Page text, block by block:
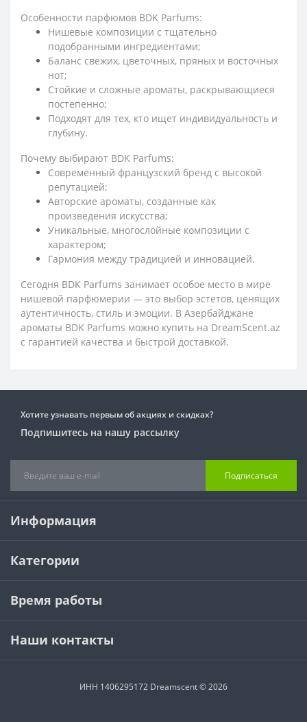
Особенности парфюмов BDK Parfums:
Нишевые композиции с тщательно
подобранными ингредиентами;
Баланс свежих, цветочных, пряных и восточных
нот;
Стойкие и сложные ароматы, раскрывающиеся
постепенно;
Подходят для тех, кто ищет индивидуальность и
глубину.
Почему выбирают BDK Parfums:
Современный французский бренд с высокой
репутацией;
Авторские ароматы, созданные как
произведения искусства;
Уникальные, многослойные композиции с
характером;
Гармония между традицией и инновацией.
Сегодня BDK Parfums занимает особое место в мире
нишевой парфюмерии — это выбор эстетов, ценящих
аутентичность, стиль и эмоции. В Азербайджане
ароматы BDK Parfums можно купить на DreamScent.az
с гарантией качества и быстрой доставкой.
Хотите узнавать первым об акциях и скидках?
Подпишитесь на нашу рассылку
Подписаться
Информация
Категории
Время работы
Наши контакты
ИНН 1406295172 Dreamscent © 2026